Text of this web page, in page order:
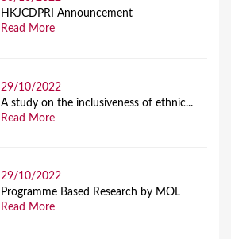
HKJCDPRI Announcement
Read More
29/10/2022
A study on the inclusiveness of ethnic...
Read More
29/10/2022
Programme Based Research by MOL
Read More